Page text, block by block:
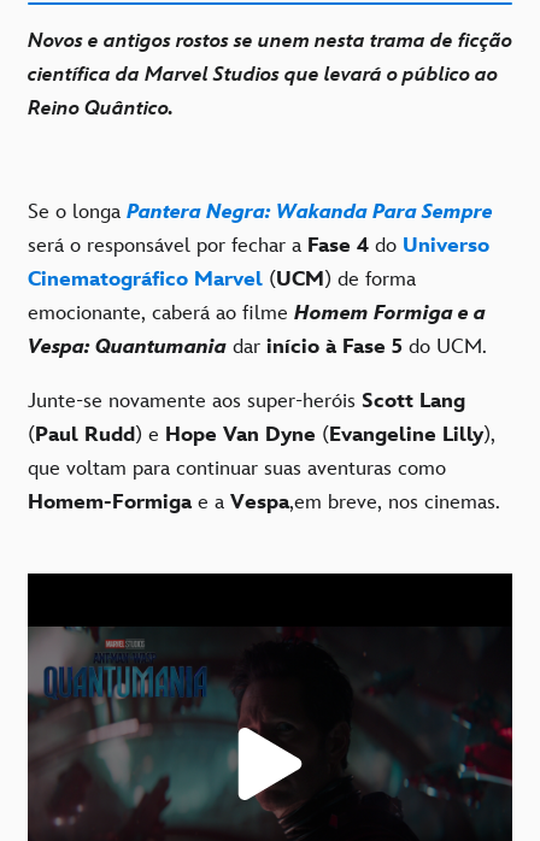
Novos e antigos rostos se unem nesta trama de ficção
científica da Marvel Studios que levará o público ao
Reino Quântico.
Se o longa Pantera Negra: Wakanda Para Sempre
será o responsável por fechar a Fase 4 do Universo
Cinematográfico Marvel (UCM) de forma
emocionante, caberá ao filme Homem Formiga e a
Vespa: Quantumania dar início à Fase 5 do UCM.
Junte-se novamente aos super-heróis Scott Lang
(Paul Rudd) e Hope Van Dyne (Evangeline Lilly),
que voltam para continuar suas aventuras como
Homem-Formigae a Vespa,em breve, nos cinemas.